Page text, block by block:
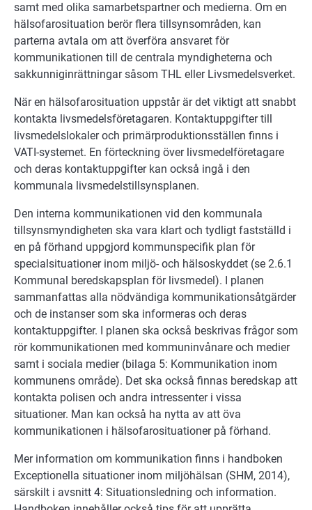
samt med olika samarbetspartner och medierna. Om en
hälsofarosituation berör flera tillsynsområden, kan
parterna avtala om att överföra ansvaret för
kommunikationen till de centrala myndigheterna och
sakkunniginrättningar såsom THL eller Livsmedelsverket.
När en hälsofarosituation uppstår är det viktigt att snabbt
kontakta livsmedelsföretagaren. Kontaktuppgifter till
livsmedelslokaler och primärproduktionsställen finns i
VATI-systemet. En förteckning över livsmedelföretagare
och deras kontaktuppgifter kan också ingå i den
kommunala livsmedelstillsynsplanen.
Den interna kommunikationen vid den kommunala
tillsynsmyndigheten ska vara klart och tydligt fastställd i
en på förhand uppgjord kommunspecifik plan för
specialsituationer inom miljö- och hälsoskyddet (se 2.6.1
Kommunal beredskapsplan för livsmedel). I planen
sammanfattas alla nödvändiga kommunikationsåtgärder
och de instanser som ska informeras och deras
kontaktuppgifter. I planen ska också beskrivas frågor som
rör kommunikationen med kommuninvånare och medier
samt i sociala medier (bilaga 5: Kommunikation inom
kommunens område). Det ska också finnas beredskap att
kontakta polisen och andra intressenter i vissa
situationer. Man kan också ha nytta av att öva
kommunikationen i hälsofarosituationer på förhand.
Mer information om kommunikation finns i handboken
Exceptionella situationer inom miljöhälsan (SHM, 2014),
särskilt i avsnitt 4: Situationsledning och information.